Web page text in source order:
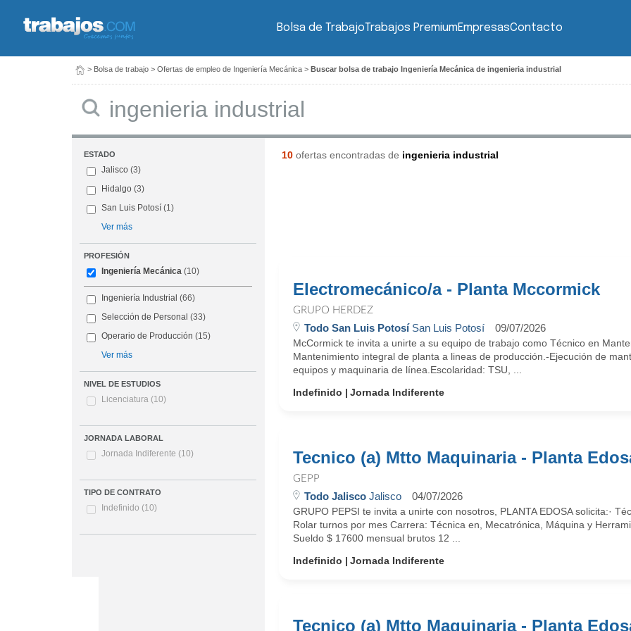
Bolsa de TrabajoTrabajos PremiumEmpresasContacto
> Bolsa de trabajo > Ofertas de empleo de Ingeniería Mecánica > Buscar bolsa de trabajo Ingeniería Mecánica de ingenieria industrial
ESTADO
Jalisco (3)
Hidalgo (3)
San Luis Potosí (1)
Ver más
PROFESIÓN
Ingeniería Mecánica (10)
Ingeniería Industrial (66)
Selección de Personal (33)
Operario de Producción (15)
Ver más
NIVEL DE ESTUDIOS
Licenciatura (10)
JORNADA LABORAL
Jornada Indiferente (10)
TIPO DE CONTRATO
Indefinido (10)
10ofertas encontradas de ingenieria industrial
Electromecánico/a - Planta Mccormick
GRUPO HERDEZ
Todo San Luis PotosíSan Luis Potosí 09/07/2026
McCormick te invita a unirte a su equipo de trabajo como Técnico en
Mantenimiento integral de planta a lineas de producción.-Ejecución de
equipos y maquinaria de línea.Escolaridad: TSU, ...
Indefinido
Jornada Indiferente
Tecnico (a) Mtto Maquinaria - Planta
GEPP
Todo JaliscoJalisco 04/07/2026
GRUPO PEPSI te invita a unirte con nosotros, PLANTA EDOSA solicita:·
Rolar turnos por mes Carrera: Técnica en, Mecatrónica, Máquina y
Sueldo $ 17600 mensual brutos 12 ...
Indefinido
Jornada Indiferente
Tecnico (a) Mtto Maquinaria - Planta